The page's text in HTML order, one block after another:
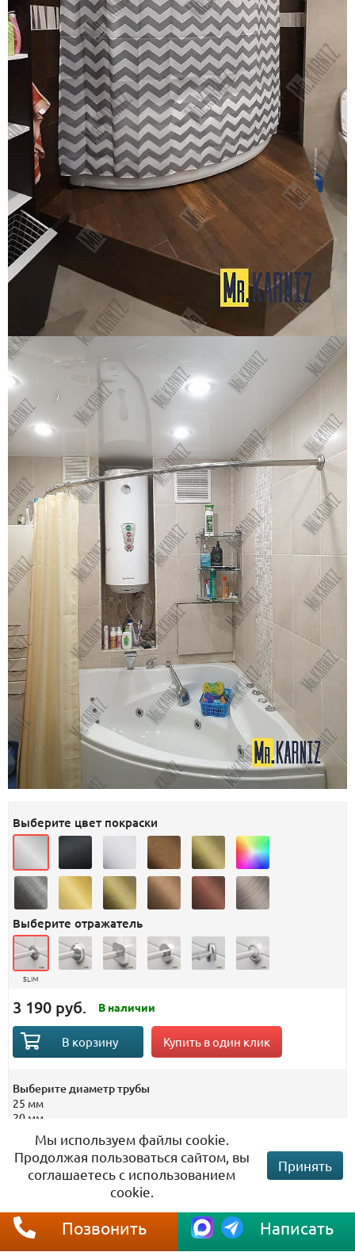
Выберите диаметр трубы
25 мм
20 мм
Гарантия от провисания!
Выберите цвет покраски
Выберите отражатель
SLIM
3 190 руб. В наличии
В корзину Купить в один клик
Материал
Нержавеющая сталь
Штанга карниза
Изготовлена из цельной
Позвонить Написать
Мы используем файлы cookie.
Продолжая пользоваться сайтом, вы
соглашаетесь с использованием
cookie.
Принять